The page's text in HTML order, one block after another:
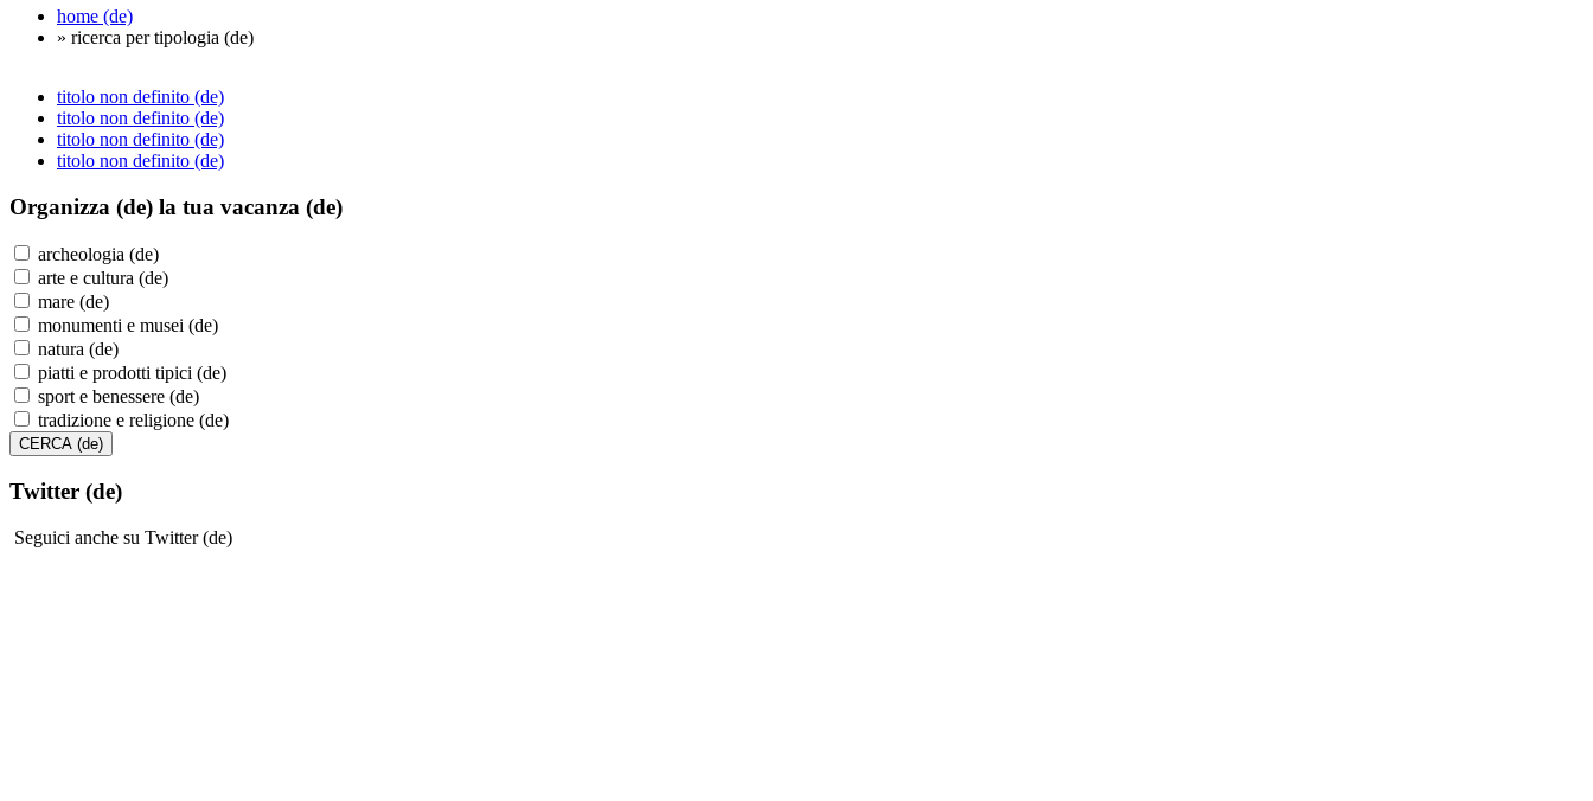
home (de)
» ricerca per tipologia (de)
titolo non definito (de)
titolo non definito (de)
titolo non definito (de)
titolo non definito (de)
Organizza (de) la tua vacanza (de)
archeologia (de)
arte e cultura (de)
mare (de)
monumenti e musei (de)
natura (de)
piatti e prodotti tipici (de)
sport e benessere (de)
tradizione e religione (de)
Twitter (de)
Seguici anche su Twitter (de)